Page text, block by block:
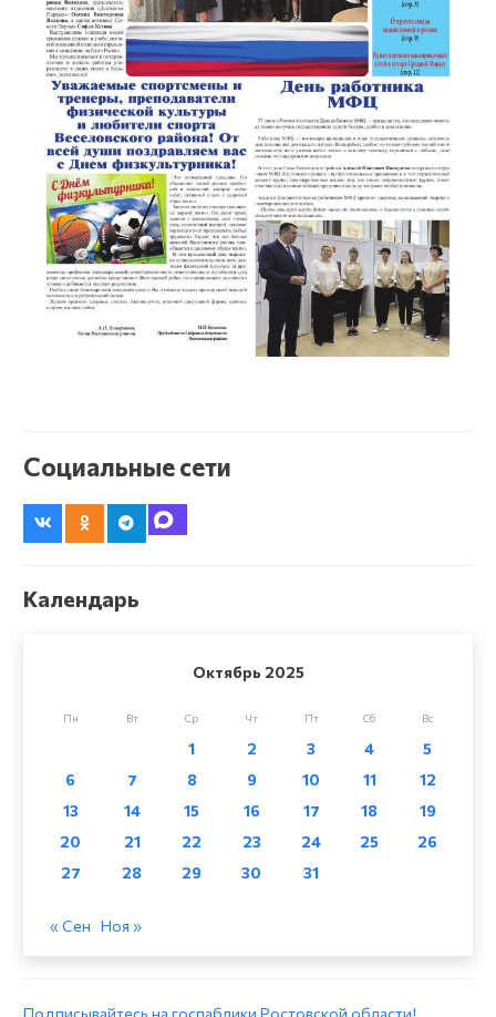
Социальные сети
Календарь
Октябрь 2025
Пн Вт Ср Чт Пт Сб Вс
1 2 3 4
5
6
7 8 9 10 11
12
13
14 15 16 17 18
19
20
21 22 23 24 25
26
27
28 29 30 31
« Сен Ноя »
Подписывайтесь на госпаблики Ростовской области!